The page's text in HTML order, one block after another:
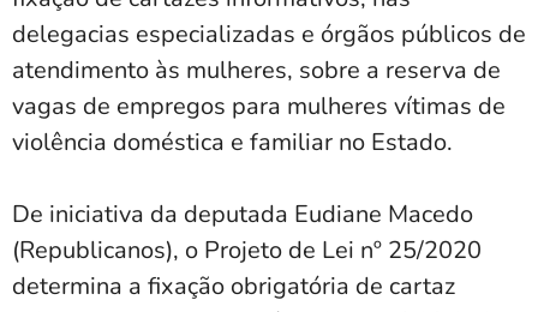
delegacias especializadas e órgãos públicos de
atendimento às mulheres, sobre a reserva de
vagas de empregos para mulheres vítimas de
violência doméstica e familiar no Estado.
De iniciativa da deputada Eudiane Macedo
(Republicanos), o Projeto de Lei nº 25/2020
determina a fixação obrigatória de cartaz